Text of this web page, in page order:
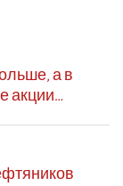
а в
акции…